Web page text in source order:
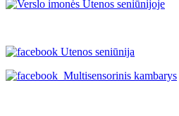
Utenos seniūnija
Multisensorinis kambarys